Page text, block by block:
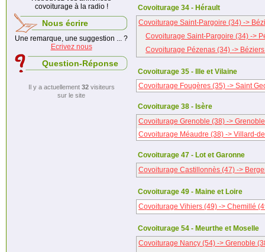
covoiturage à la radio !
Nous écrire
Une remarque, une suggestion ... ?
Ecrivez nous
Question-Réponse
Il y a actuellement 32visiteurs
sur le site
Covoiturage 34 - Hérault
Covoiturage Saint-Pargoire (34) ->
Covoiturage Saint-Pargoire (34) ->
Covoiturage Pézenas (34) ->
Covoiturage 35 - Ille et Vilaine
Covoiturage Fougères (35) -> Saint
Covoiturage 38 - Isère
Covoiturage Grenoble (38) ->
Covoiturage Méaudre (38) -> Villard-
Covoiturage 47 - Lot et Garonne
Covoiturage Castillonnès (47) ->
Covoiturage 49 - Maine et Loire
Covoiturage Vihiers (49) -> Chemillé
Covoiturage 54 - Meurthe et Moselle
Covoiturage Nancy (54) -> Grenoble